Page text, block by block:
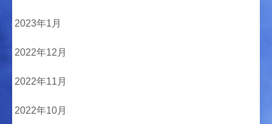
2023年1月
2022年12月
2022年11月
2022年10月